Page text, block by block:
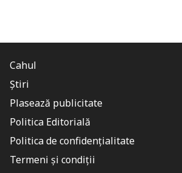
Cahul
Știri
Plasează publicitate
Politica Editorială
Politica de confidențialitate
Termeni și condiții